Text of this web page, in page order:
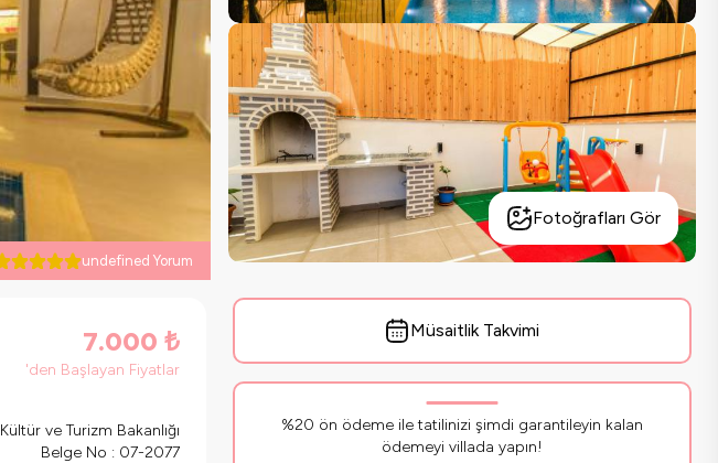
undefined Yorum
Fotoğrafları Gör
7.000 ₺
'den Başlayan Fiyatlar
Kültür ve Turizm Bakanlığı
Belge No : 07-2077
Müsaitlik Takvimi
%20 ön ödeme ile tatilinizi şimdi garantileyin kalan
ödemeyi villada yapın!